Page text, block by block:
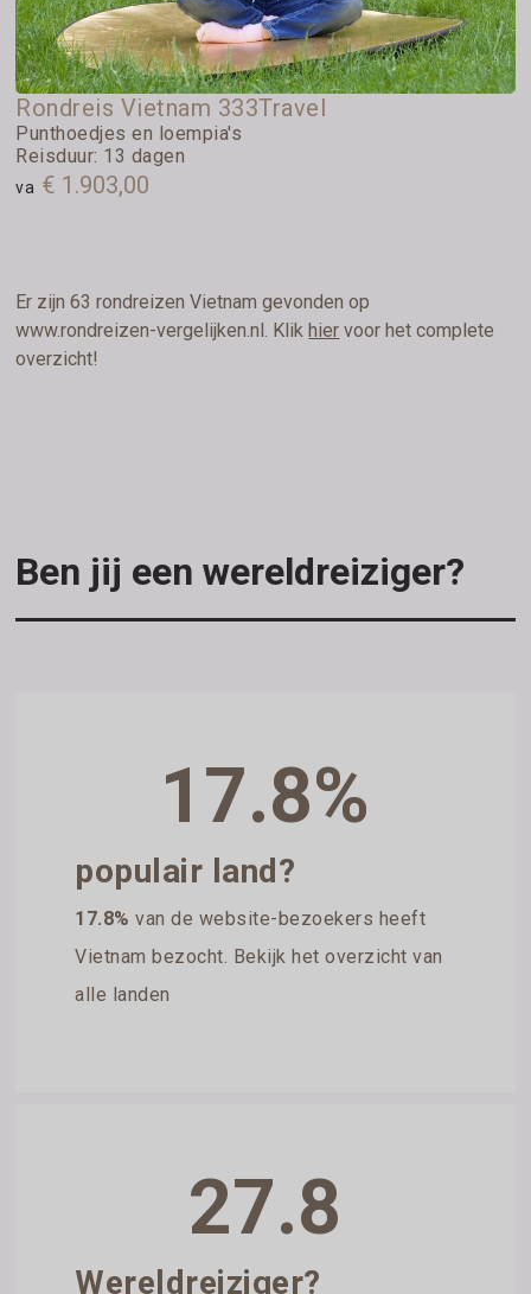
Rondreis Vietnam 333Travel
Punthoedjes en loempia's
Reisduur: 13 dagen
va € 1.903,00
Er zijn 63 rondreizen Vietnam gevonden op
www.rondreizen-vergelijken.nl. Klikhier voor het complete
overzicht!
Ben jij een wereldreiziger?
17.8%
populair land?
17.8% van de website-bezoekers heeft
Vietnam bezocht. Bekijk het overzicht van
alle landen
27.8
Wereldreiziger?